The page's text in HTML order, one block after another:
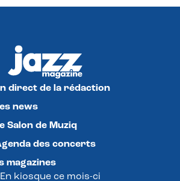
direct de la rédaction
news
Salon de Muziq
des concerts
magazines
En kiosque ce mois-ci